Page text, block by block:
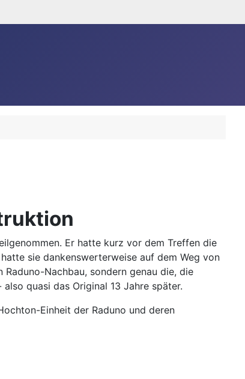
Er hatte kurz vor dem Treffen die
sie dankenswerterweise auf dem Weg von
Nachbau, sondern genau die, die
quasi das Original 13 Jahre später.
Einheit der Raduno und deren